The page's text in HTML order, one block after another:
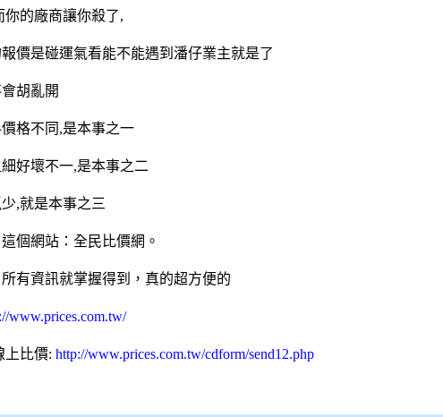
你的廠商讓你殺了,
價是碰運氣看能不能遇到潘仔業主就是了
胡亂開
格不同,是本事之一
好壞不一,是本事之二
,就是本事之三
個網站： 全民比價網 。
有資訊就掌握得到，真的超方便的
www.prices.com.tw/
比價: http://www.prices.com.tw/cdform/send12.php